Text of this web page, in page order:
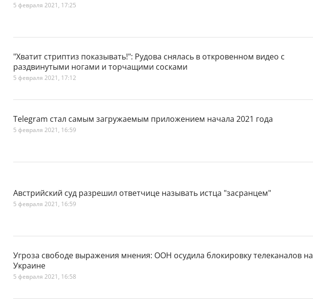
5 февраля 2021, 17:25
"Хватит стриптиз показывать!": Рудова снялась в откровенном видео с
раздвинутыми ногами и торчащими сосками
5 февраля 2021, 17:12
Telegram стал самым загружаемым приложением начала 2021 года
5 февраля 2021, 16:59
Австрийский суд разрешил ответчице называть истца "засранцем"
5 февраля 2021, 16:59
Угроза свободе выражения мнения: ООН осудила блокировку телеканалов на
Украине
5 февраля 2021, 16:58